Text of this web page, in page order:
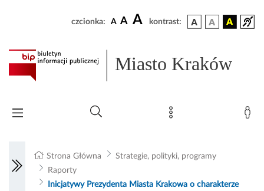
czcionka: A A A kontrast:
Miasto Kraków
Strona Główna
Strategie, polityki, programy
Raporty
Inicjatywy Prezydenta Miasta Krakowa o charakterze